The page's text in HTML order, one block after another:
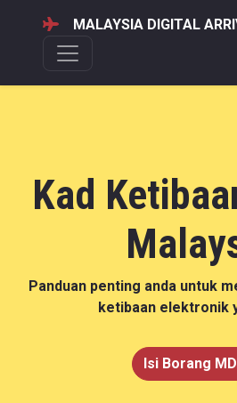
MALAYSIA DIGITAL
Kad
Panduan penting anda untuk
ketibaan elektronik
Isi Borang